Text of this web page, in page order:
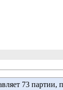
73 партии,